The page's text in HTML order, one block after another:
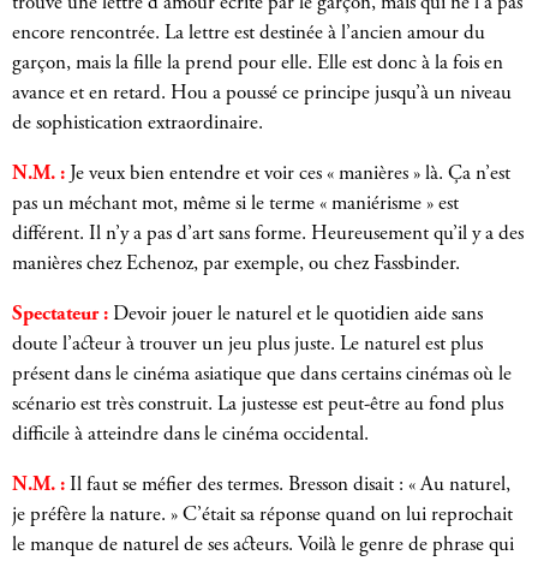
trouve une lettre d’amour écrite par le garçon, mais qui ne l’a pas
encore rencontrée. La lettre est destinée à l’ancien amour du
garçon, mais la fille la prend pour elle. Elle est donc à la fois en
avance et en retard. Hou a poussé ce principe jusqu’à un niveau
de sophistication extraordinaire.
N.M. : Je veux bien entendre et voir ces « manières » là. Ça n’est
pas un méchant mot, même si le terme « maniérisme » est
différent. Il n’y a pas d’art sans forme. Heureusement qu’il y a des
manières chez Echenoz, par exemple, ou chez Fassbinder.
Spectateur : Devoir jouer le naturel et le quotidien aide sans
doute l’acteur à trouver un jeu plus juste. Le naturel est plus
présent dans le cinéma asiatique que dans certains cinémas où le
scénario est très construit. La justesse est peut-être au fond plus
difficile à atteindre dans le cinéma occidental.
N.M. : Il faut se méfier des termes. Bresson disait : « Au naturel,
je préfère la nature. » C’était sa réponse quand on lui reprochait
le manque de naturel de ses acteurs. Voilà le genre de phrase qui